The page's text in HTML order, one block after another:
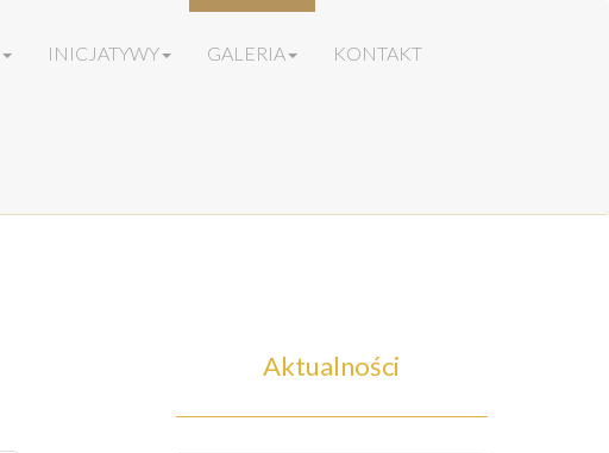
INICJATYWY GALERIA KONTAKT
Aktualności